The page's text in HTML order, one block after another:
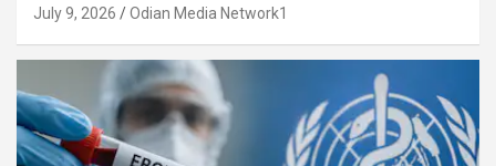
July 9, 2026 Odian Media Network1